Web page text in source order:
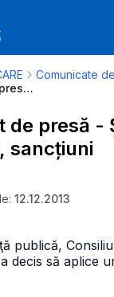
Comunicate
Comunicat de presă - Ședința din 12.12.2013, sancțiuni
de presă -
sancțiuni
12.12.2013
publică,
decis să aplice